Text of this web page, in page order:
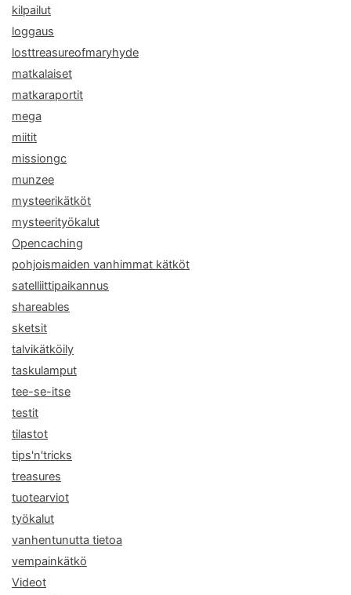
kilpailut
loggaus
losttreasureofmaryhyde
matkalaiset
matkaraportit
mega
miitit
missiongc
munzee
mysteerikätköt
mysteerityökalut
Opencaching
pohjoismaiden vanhimmat kätköt
satelliittipaikannus
shareables
sketsit
talvikätköily
taskulamput
tee-se-itse
testit
tilastot
tips'n'tricks
treasures
tuotearviot
työkalut
vanhentunutta tietoa
vempainkätkö
Videot